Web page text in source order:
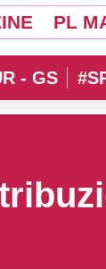
PL
- GS